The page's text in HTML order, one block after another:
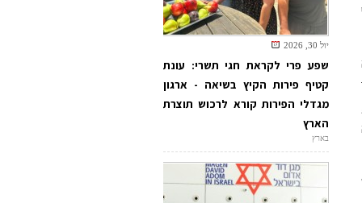
יול 30, 2026
שפע פרי לקראת חגי תשרי: עונת
קטיף פירות הקיץ בשיאה - ארגון
מגדלי הפירות קורא לרכוש תוצרת
הארץ
בארץ